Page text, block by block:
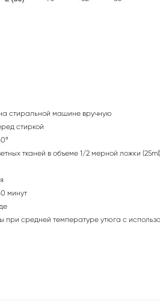
стиральной машине вручную
стиркой
тканей в объеме 1/2 мерной ложки (25ml)
минут
при средней температуре утюга с